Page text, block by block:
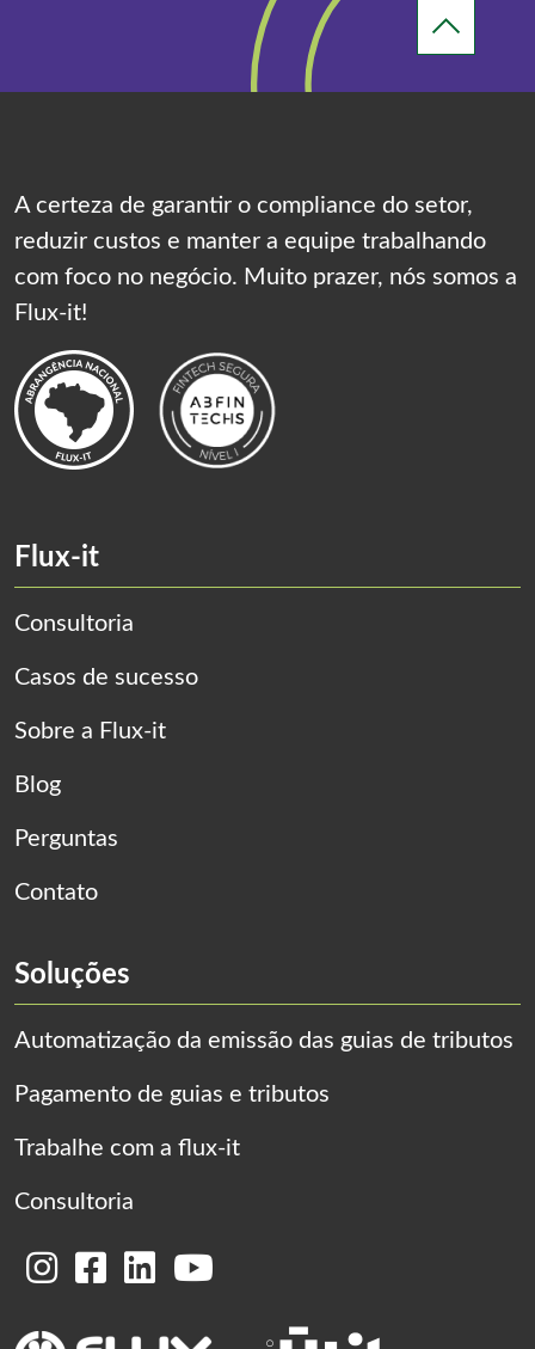
A certeza de garantir o compliance do setor,
reduzir custos e manter a equipe trabalhando
com foco no negócio. Muito prazer, nós somos a
Flux-it!
Flux-it
Consultoria
Casos de sucesso
Sobre a Flux-it
Blog
Perguntas
Contato
Soluções
Automatização da emissão das guias de tributos
Pagamento de guias e tributos
Trabalhe com a flux-it
Consultoria